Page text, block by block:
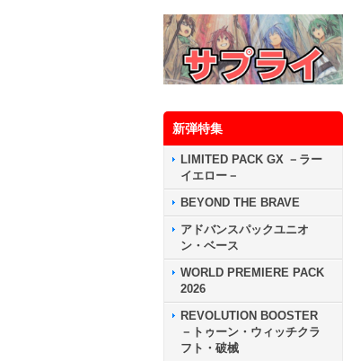
新弾特集
LIMITED PACK GX －ラー
イエロー－
BEYOND THE BRAVE
アドバンスパックユニオ
ン・ベース
WORLD PREMIERE PACK
2026
REVOLUTION BOOSTER
－トゥーン・ウィッチクラ
フト・破械